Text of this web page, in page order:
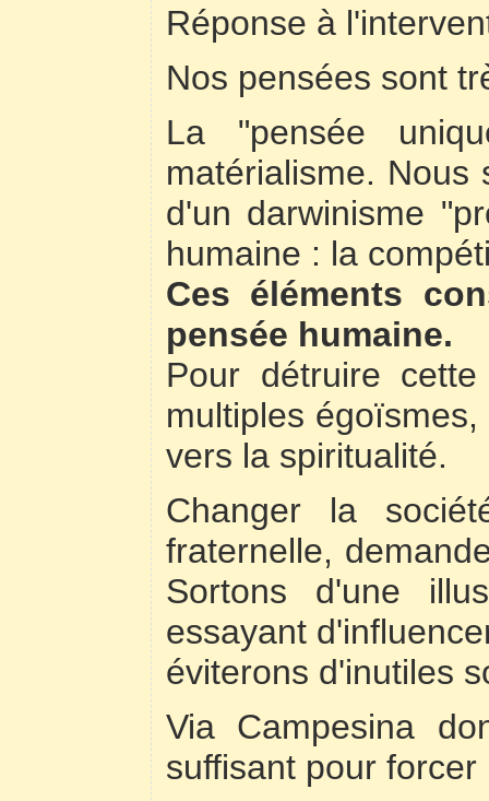
Réponse à
Nos pensées sont
La "pensée
matérialisme. Nous
d'un darwinisme
humaine : la
Ces éléments
pensée humaine.
Pour détruire
multiples
vers la spiritualité.
Changer la
fraternelle,
Sortons d'une
essayant
éviterons d'inutiles
Via Campesina
suffisant pour